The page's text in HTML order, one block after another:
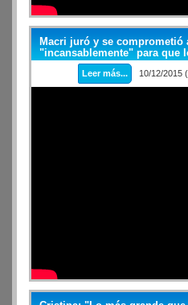
Macri juró y se comprometió
"incansablemente" para que
Leer más... 10/12/